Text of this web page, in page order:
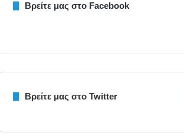
Βρείτε μας στο Facebook
Βρείτε μας στο Twitter